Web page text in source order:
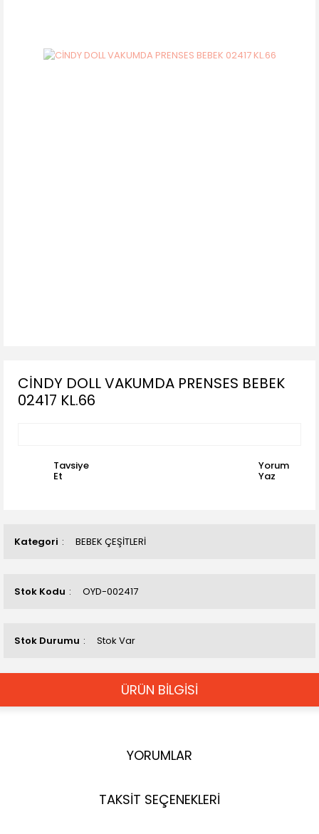
Kategori BEBEK ÇEŞİTLERİ
Stok Kodu OYD-002417
Stok Durumu Stok Var
CİNDY DOLL VAKUMDA PRENSES BEBEK
02417 KL.66
Tavsiye
Et
Yorum
Yaz
ÜRÜN BİLGİSİ
YORUMLAR
TAKSİT SEÇENEKLERİ